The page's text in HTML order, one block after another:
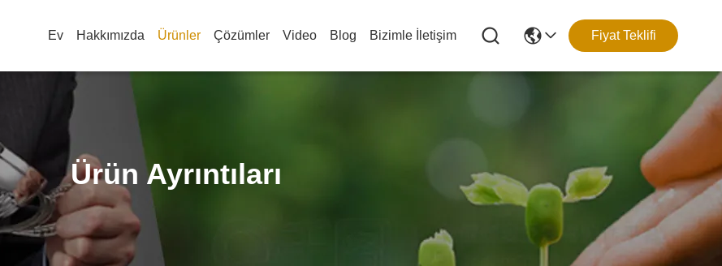
Ev Hakkımızda Ürünler Çözümler Video Blog Bizimle İletişim Fiyat Teklifi
Ürün Ayrıntıları